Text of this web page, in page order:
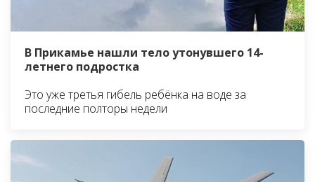
В Прикамье нашли тело утонувшего 14-
летнего подростка
Это уже третья гибель ребёнка на воде за
последние полторы недели